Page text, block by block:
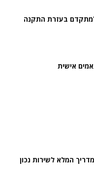
בעזרת התקנה
אישית
המלא לשירות נכון